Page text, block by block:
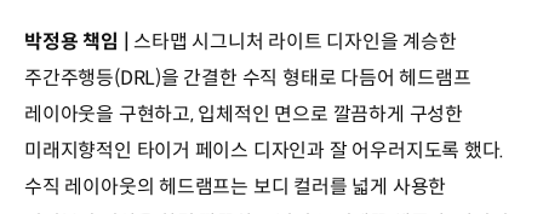
박정용 책임 |스타맵 시그니처 라이트 디자인을 계승한
주간주행등(DRL)을 간결한 수직 형태로 다듬어 헤드램프
레이아웃을 구현하고, 입체적인 면으로 깔끔하게 구성한
미래지향적인 타이거 페이스 디자인과 잘 어우러지도록 했다.
수직 레이아웃의 헤드램프는 보디 컬러를 넓게 사용한